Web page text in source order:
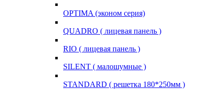
OPTIMA (эконом серия)
QUADRO ( лицевая панель )
RIO ( лицевая панель )
SILENT ( малошумные )
STANDARD ( решетка 180*250мм )